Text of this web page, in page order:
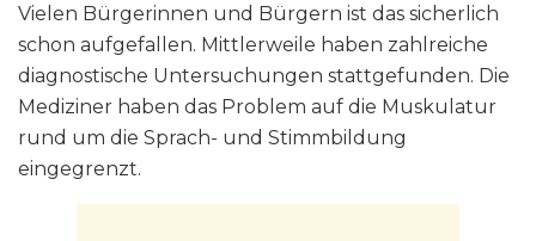
Vielen Bürgerinnen und Bürgern ist das sicherlich
schon aufgefallen. Mittlerweile haben zahlreiche
diagnostische Untersuchungen stattgefunden. Die
Mediziner haben das Problem auf die Muskulatur
rund um die Sprach- und Stimmbildung
eingegrenzt.